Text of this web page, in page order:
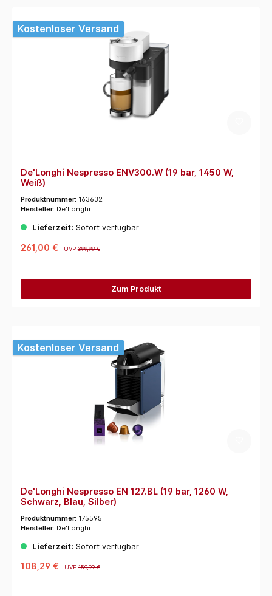
Kostenloser Versand
De'Longhi Nespresso ENV300.W (19 bar, 1450 W,
Weiß)
Produktnummer: 163632
Hersteller: De'Longhi
Lieferzeit: Sofort verfügbar
261,00 € UVP399,99 €
Zum Produkt
Kostenloser Versand
De'Longhi Nespresso EN 127.BL (19 bar, 1260 W,
Schwarz, Blau, Silber)
Produktnummer: 175595
Hersteller: De'Longhi
Lieferzeit: Sofort verfügbar
108,29 € UVP159,99 €